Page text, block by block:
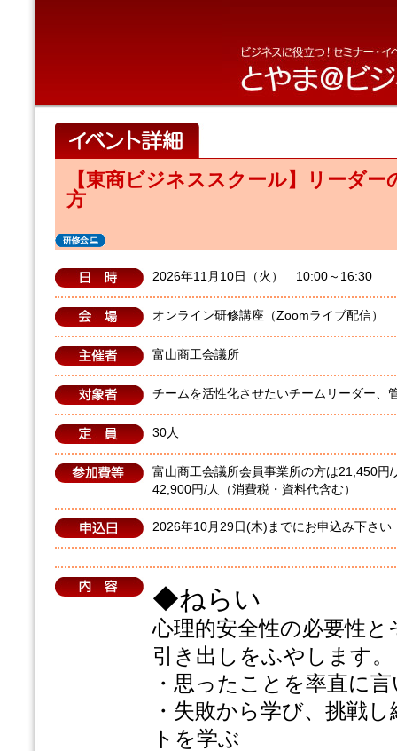
【東商ビジネススクール】リーダ
方
2026年11月10日（火） 10:00～16:30
オンライン研修講座（Zoomライブ配信）
富山商工会議所
チームを活性化させたいチームリーダー、
30人
富山商工会議所会員事業所の方は21,450円
42,900円/人（消費税・資料代含む）
2026年10月29日(木)までにお申込み下さい
◆ねらい
心理的安全性の必要性
引き出しをふやします。
・思ったことを率直に
・失敗から学び、挑戦
トを学ぶ